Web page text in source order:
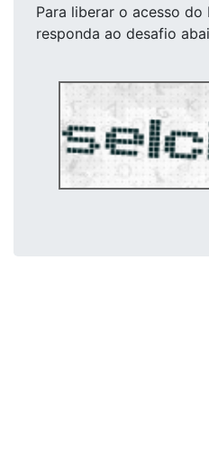
Para liberar o acesso do
responda ao desafio